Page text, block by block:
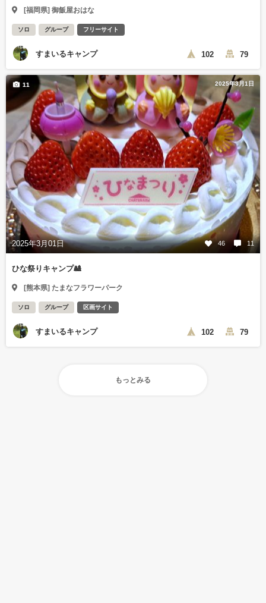
[福岡県] 御飯屋おはな
ソロ グループ フリーサイト
すまいるキャンプ 102 79
2025年3月1日
2025年3月01日 46 11
11
ひな祭りキャンプ🎎
[熊本県] たまなフラワーパーク
ソロ グループ 区画サイト
すまいるキャンプ 102 79
もっとみる